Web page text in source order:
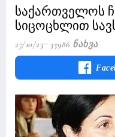
საქართველოს
სიცოცხლით
27/10/23 35986 Ნახვა